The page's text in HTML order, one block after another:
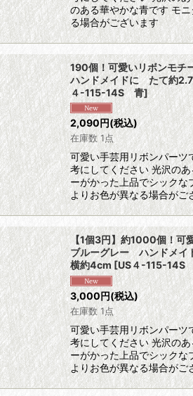
のある華やかな青です モ
る場合がございます
190個！可愛いリボンモ
ハンドメイドに たて約
４-115-14S 青]
2,090円(税込)
在庫数 1点
可愛い手芸用リボンパーツ
考にしてください 光沢の
ーがかった上品でシックな
よりお色が異なる場合がご
【1個3円】約1000個！
ブルーグレー ハンドメ
横約4cm [US４-115-14S
3,000円(税込)
在庫数 1点
可愛い手芸用リボンパーツ
考にしてください 光沢の
ーがかった上品でシックな
よりお色が異なる場合がご